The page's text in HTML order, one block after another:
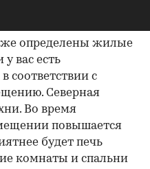
определены жилые
вас есть
соответствии с
Северная
Во время
повышается
будет печь
комнаты и спальни